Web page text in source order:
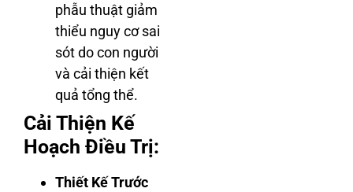
phẫu thuật giảm
thiểu nguy cơ sai
sót do con người
và cải thiện kết
quả tổng thể.
Cải Thiện Kế
Hoạch Điều Trị:
Thiết Kế Trước